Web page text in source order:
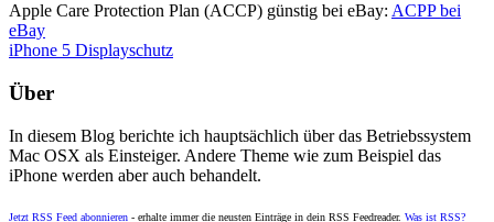
Apple Care Protection Plan (ACCP) günstig bei eBay: ACPP bei
eBay
iPhone 5 Displayschutz
Über
In diesem Blog berichte ich hauptsächlich über das Betriebssystem
Mac OSX als Einsteiger. Andere Theme wie zum Beispiel das
iPhone werden aber auch behandelt.
Jetzt RSS Feed abonnieren - erhalte immer die neusten Einträge in dein RSS Feedreader. Was ist RSS?